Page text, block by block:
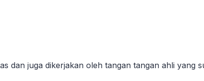
juga dikerjakan oleh tangan tangan ahli